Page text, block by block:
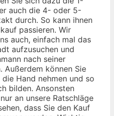
auch die 4- oder 5-
durch. So kann ihnen
passieren. Wir
auch, einfach mal das
aufzusuchen und
nach seiner
Außerdem können Sie
Hand nehmen und so
bilden. Ansonsten
an unsere Ratschläge
dass Sie den Kauf